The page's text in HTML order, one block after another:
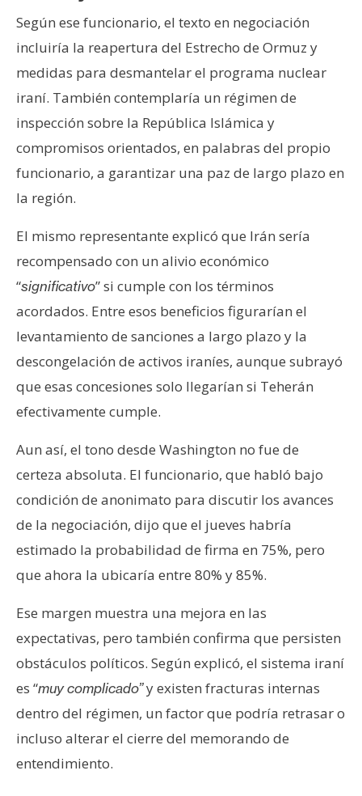
Según ese funcionario, el texto en negociación
incluiría la reapertura del Estrecho de Ormuz y
medidas para desmantelar el programa nuclear
iraní. También contemplaría un régimen de
inspección sobre la República Islámica y
compromisos orientados, en palabras del propio
funcionario, a garantizar una paz de largo plazo en
la región.
El mismo representante explicó que Irán sería
recompensado con un alivio económico
“significativo” si cumple con los términos
acordados. Entre esos beneficios figurarían el
levantamiento de sanciones a largo plazo y la
descongelación de activos iraníes, aunque subrayó
que esas concesiones solo llegarían si Teherán
efectivamente cumple.
Aun así, el tono desde Washington no fue de
certeza absoluta. El funcionario, que habló bajo
condición de anonimato para discutir los avances
de la negociación, dijo que el jueves habría
estimado la probabilidad de firma en 75%, pero
que ahora la ubicaría entre 80% y 85%.
Ese margen muestra una mejora en las
expectativas, pero también confirma que persisten
obstáculos políticos. Según explicó, el sistema iraní
es “muy complicado”y existen fracturas internas
dentro del régimen, un factor que podría retrasar o
incluso alterar el cierre del memorando de
entendimiento.